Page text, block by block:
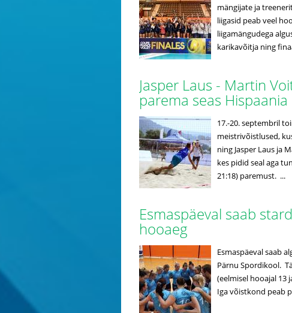
mängijate ja
liigasid peab veel
liigamängudega
karikavõitja ning
Jasper Laus - Martin
parema seas
17.-20. septembril
meistrivõistlused,
ning Jasper Laus ja
kes pidid seal aga
21:18) paremust. ...
Esmaspäeval saab
hooaeg
Esmaspäeval saab
Pärnu Spordikool.
(eelmisel hooajal 13
Iga võistkond peab